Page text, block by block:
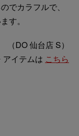
でカラフルで、
す。
（DO 仙台店 S）
イテムは こちら